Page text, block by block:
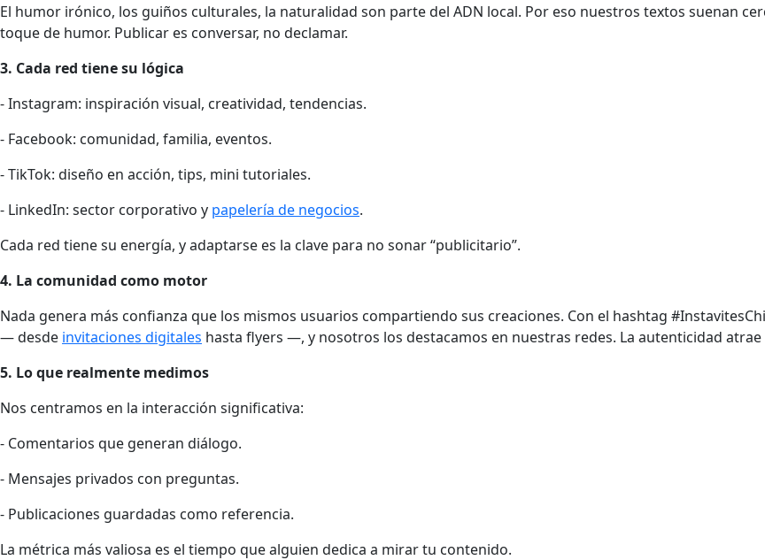
El humor irónico, los guiños culturales, la naturalidad son parte del ADN local. Por eso nuestros textos suenan
toque de humor. Publicar es conversar, no declamar.
3. Cada red tiene su lógica
- Instagram: inspiración visual, creatividad, tendencias.
- Facebook: comunidad, familia, eventos.
- TikTok: diseño en acción, tips, mini tutoriales.
- LinkedIn: sector corporativo y papelería de negocios.
Cada red tiene su energía, y adaptarse es la clave para no sonar “publicitario”.
4. La comunidad como motor
Nada genera más confianza que los mismos usuarios compartiendo sus creaciones. Con el hashtag
— desde invitaciones digitales hasta flyers —, y nosotros los destacamos en nuestras redes. La autenticidad
5. Lo que realmente medimos
Nos centramos en la interacción significativa:
- Comentarios que generan diálogo.
- Mensajes privados con preguntas.
- Publicaciones guardadas como referencia.
La métrica más valiosa es el tiempo que alguien dedica a mirar tu contenido.